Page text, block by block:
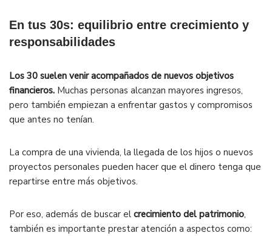
En tus 30s: equilibrio entre crecimiento y
responsabilidades
Los 30 suelen venir acompañados de nuevos objetivos
financieros. Muchas personas alcanzan mayores ingresos,
pero también empiezan a enfrentar gastos y compromisos
que antes no tenían.
La compra de una vivienda, la llegada de los hijos o nuevos
proyectos personales pueden hacer que el dinero tenga que
repartirse entre más objetivos.
Por eso, además de buscar el crecimiento del patrimonio,
también es importante prestar atención a aspectos como: